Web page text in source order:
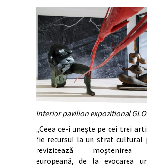
Interior pavilion expozitional
„Ceea ce-i unește pe cei trei
fie recursul la un strat cultural
revizitează moștenirea
europeană, de la evocarea